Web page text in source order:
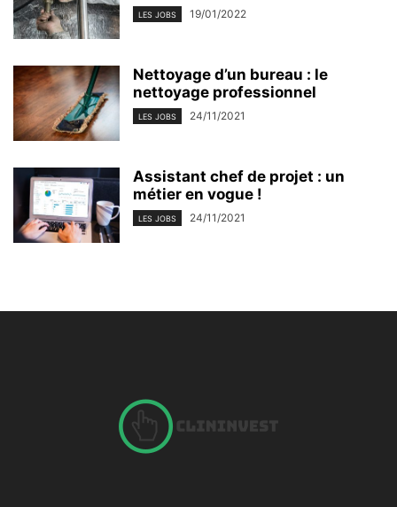
LES JOBS 19/01/2022
Nettoyage d’un bureau : le
nettoyage professionnel
LES JOBS 24/11/2021
Assistant chef de projet : un
métier en vogue !
LES JOBS 24/11/2021